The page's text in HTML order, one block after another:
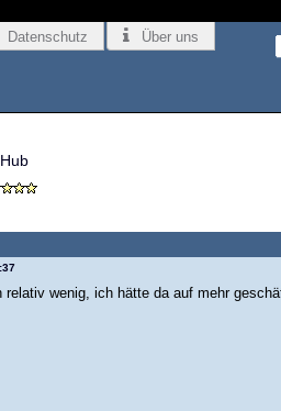
Datenschutz Über uns
relativ wenig, ich hätte da auf mehr